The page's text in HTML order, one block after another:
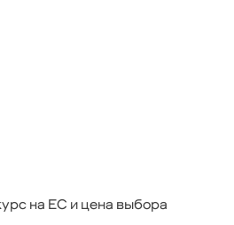
на ЕС и цена выбора